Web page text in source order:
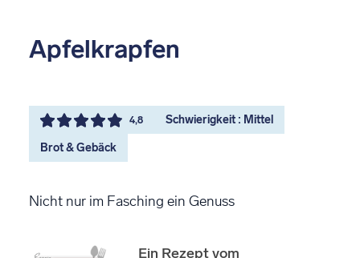
Apfelkrapfen
4,8 Schwierigkeit : Mittel
Brot & Gebäck
Nicht nur im Fasching ein Genuss
Ein Rezept vom